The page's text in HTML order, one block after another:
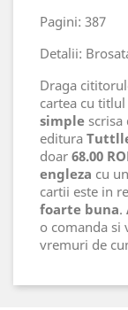
Pagini: 387
Detalii:
Draga
cartea cu titlul
simple
editura
doar 68.00
engleza cu
cartii este in
foarte buna.
o comanda si
vremuri de